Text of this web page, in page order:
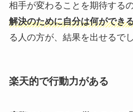
相手が変わることを期待する
解決のために自分は何ができ
る人の方が、結果を出せるでし
楽天的で行動力がある